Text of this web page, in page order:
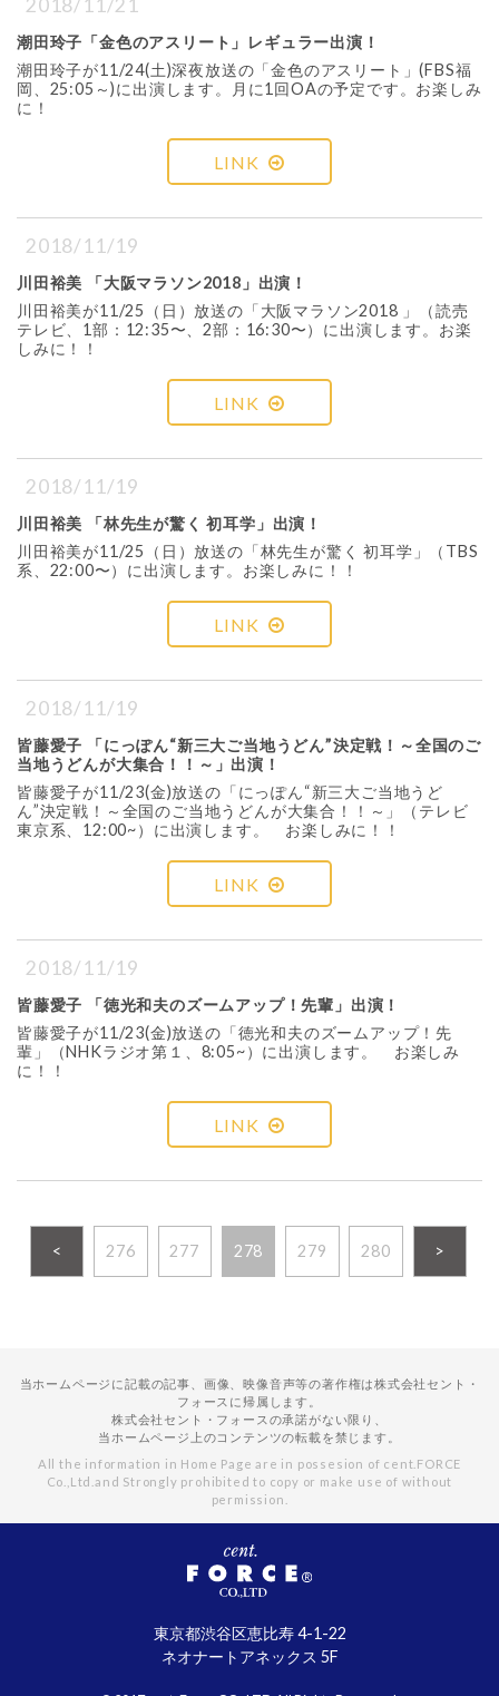
2018/11/21
潮田玲子「金色のアスリート」レギュラー出演！
潮田玲子が11/24(土)深夜放送の「金色のアスリート」(FBS福
岡、25:05～)に出演します。月に1回OAの予定です。お楽しみ
に！
LINK
2018/11/19
川田裕美 「大阪マラソン2018」出演！
川田裕美が11/25（日）放送の「大阪マラソン2018 」（読売
テレビ、1部：12:35〜、2部：16:30〜）に出演します。お楽
しみに！！
LINK
2018/11/19
川田裕美 「林先生が驚く 初耳学」出演！
川田裕美が11/25（日）放送の「林先生が驚く 初耳学」（TBS
系、22:00〜）に出演します。お楽しみに！！
LINK
2018/11/19
皆藤愛子 「にっぽん“新三大ご当地うどん”決定戦！～全国のご
当地うどんが大集合！！～」出演！
皆藤愛子が11/23(金)放送の「にっぽん“新三大ご当地うど
ん”決定戦！～全国のご当地うどんが大集合！！～」（テレビ
東京系、12:00~）に出演します。 お楽しみに！！
LINK
2018/11/19
皆藤愛子 「徳光和夫のズームアップ！先輩」出演！
皆藤愛子が11/23(金)放送の「徳光和夫のズームアップ！先
輩」（NHKラジオ第１、8:05~）に出演します。 お楽しみ
に！！
LINK
< 276 277 278 279 280 >
当ホームページに記載の記事、画像、映像音声等の著作権は株式会社セント・
フォースに帰属します。
株式会社セント・フォースの承諾がない限り、
当ホームページ上のコンテンツの転載を禁じます。
All the information in Home Page are in possesion of cent.FORCE
Co.,Ltd.and Strongly prohibited to copy or make use of without
permission.
東京都渋谷区恵比寿 4-1-22
ネオナートアネックス 5F